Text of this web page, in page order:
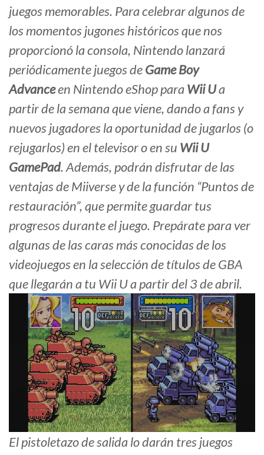
juegos memorables. Para celebrar algunos de
los momentos jugones históricos que nos
proporcionó la consola, Nintendo lanzará
periódicamente juegos deGame Boy
Advanceen Nintendo eShop paraWii Ua
partir de la semana que viene, dando a fans y
nuevos jugadores la oportunidad de jugarlos (o
rejugarlos) en el televisor o en su Wii U
GamePad. Además, podrán disfrutar de las
ventajas de Miiverse y de la función “Puntos de
restauración”, que permite guardar tus
progresos durante el juego. Prepárate para ver
algunas de las caras más conocidas de los
videojuegos en la selección de títulos de GBA
que llegarán a tu Wii U a partir del 3 de abril.
El pistoletazo de salida lo darán tres juegos